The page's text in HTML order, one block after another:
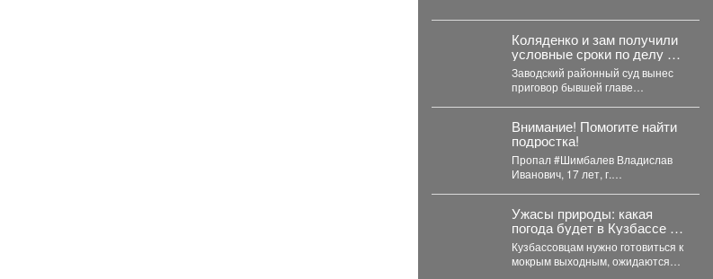
компанию ООО «Сибдорстрой» в
реестр недобросовестных
поставщиков. Речь...
Коляденко и зам получили
условные сроки по делу о
строительных махинациях
Заводский районный суд вынес
приговор бывшей главе
Татьяне...
Внимание! Помогите найти
подростка!
Пропал #Шимбалев Владислав
Иванович, 17 лет, г.
Ужасы природы: какая
погода будет в Кузбассе на
выходных
Кузбассовцам нужно готовиться к
мокрым выходным, ожидаются